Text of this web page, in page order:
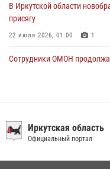
В Иркутской области
присягу
22 июля 2026, 01:00 1
Сотрудники ОМОН
преступной группы,
услуг
Иркутская область
Официальный портал